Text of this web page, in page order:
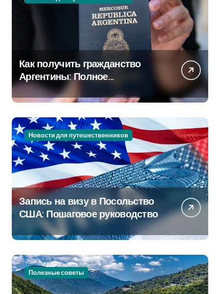
Как получить гражданство
Аргентины: Полное
руководство
Новости для путешественников
Запись на визу в Посольство
США: Пошаговое руководство
Полезные советы